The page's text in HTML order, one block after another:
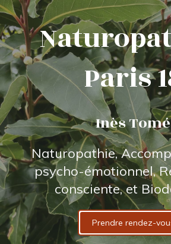
Paris
Inès Tomé
Naturopathie,
psycho-émotionnel,
consciente, et
Prendre rendez-